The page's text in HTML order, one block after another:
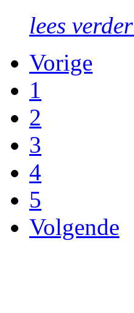
lees verder
Vorige
1
2
3
4
5
Volgende